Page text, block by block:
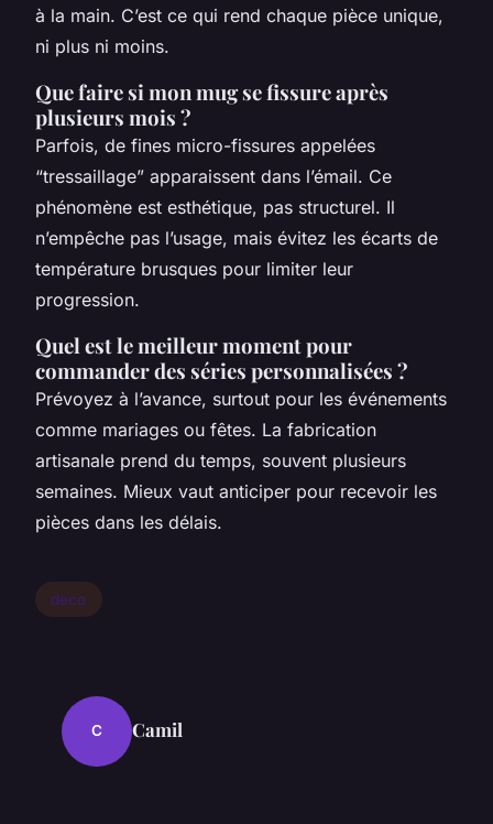
à la main. C’est ce qui rend chaque pièce unique,
ni plus ni moins.
Que faire si mon mug se fissure après
plusieurs mois ?
Parfois, de fines micro-fissures appelées
“tressaillage” apparaissent dans l’émail. Ce
phénomène est esthétique, pas structurel. Il
n’empêche pas l’usage, mais évitez les écarts de
température brusques pour limiter leur
progression.
Quel est le meilleur moment pour
commander des séries personnalisées ?
Prévoyez à l’avance, surtout pour les événements
comme mariages ou fêtes. La fabrication
artisanale prend du temps, souvent plusieurs
semaines. Mieux vaut anticiper pour recevoir les
pièces dans les délais.
deco
C Camil